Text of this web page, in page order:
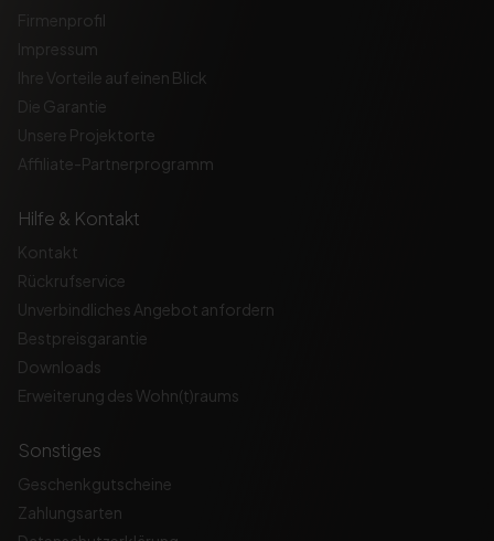
Firmenprofil
Impressum
Ihre Vorteile auf einen Blick
Die Garantie
Unsere Projektorte
Affiliate-Partnerprogramm
Hilfe & Kontakt
Kontakt
Rückrufservice
Unverbindliches Angebot anfordern
Bestpreisgarantie
Downloads
Erweiterung des Wohn(t)raums
Sonstiges
Geschenkgutscheine
Zahlungsarten